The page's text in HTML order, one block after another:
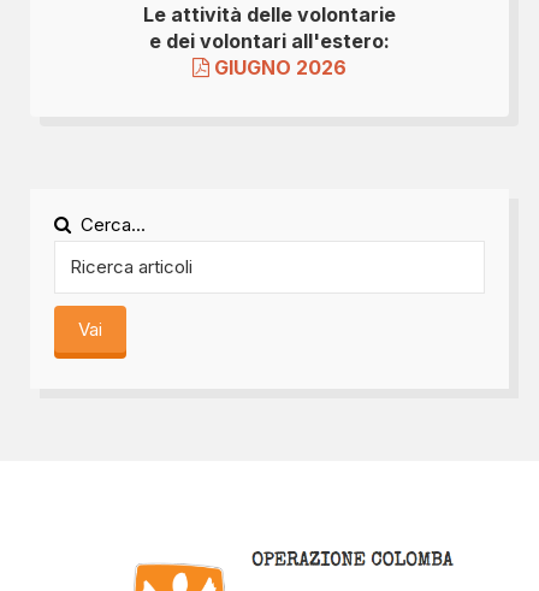
Le attività delle volontarie
e dei volontari all'estero:
GIUGNO 2026
Cerca...
Vai